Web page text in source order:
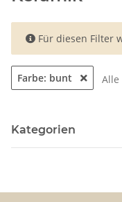
x Für diesen Filter
Farbe: bunt Alle
Kategorien